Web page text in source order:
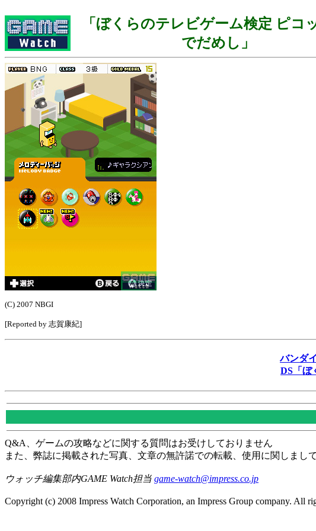
「ぼくらのテレビゲーム検定 ピコ
でだめし」
(C) 2007 NBGI
[Reported by 志賀康紀]
バンダ
DS「ぼ
Q&A、ゲームの攻略などに関する質問はお受けしておりません
また、弊誌に掲載された写真、文章の無許諾での転載、使用に関しまし
ウォッチ編集部内GAME Watch担当 game-watch@impress.co.jp
Copyright (c) 2008 Impress Watch Corporation, an Impress Group company. All